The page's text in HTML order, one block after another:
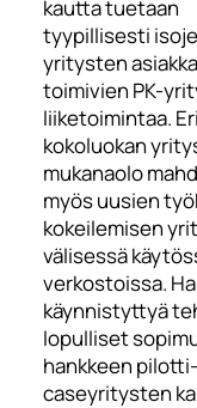
kautta tuetaan
tyypillisesti
yritysten
toimivien PK-
liiketoimintaa.
kokoluokan
mukanaolo
myös uusien
kokeilemisen
välisessä
verkostoissa.
käynnistyttyä
lopulliset
hankkeen
caseyritysten